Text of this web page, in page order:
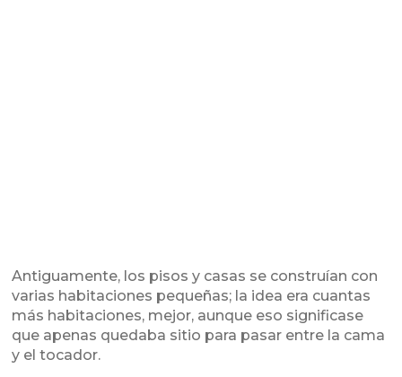
Antiguamente, los pisos y casas se construían con
varias habitaciones pequeñas; la idea era cuantas
más habitaciones, mejor, aunque eso significase
que apenas quedaba sitio para pasar entre la cama
y el tocador.